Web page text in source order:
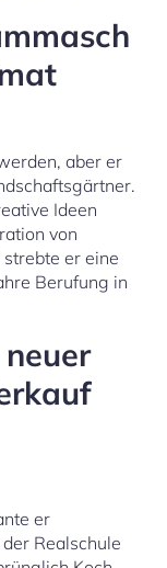
aber er
Ideen
von
er eine
Berufung in
er
Realschule